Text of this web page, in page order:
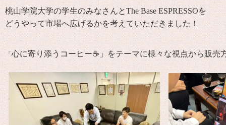
桃山学院大学の学生のみなさんとThe Base ESPRESSOを
どうやって市場へ広げるかを考えていただきました！
「心に寄り添うコーヒー☕」をテーマに様々な視点から販売